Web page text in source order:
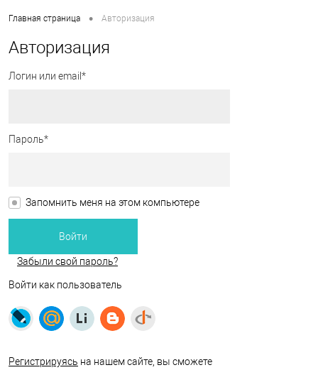
Главная страница • Авторизация
Авторизация
Логин или email*
Пароль*
Запомнить меня на этом компьютере
Забыли свой пароль?
Войти как пользователь
Регистрируясь на нашем сайте, вы сможете